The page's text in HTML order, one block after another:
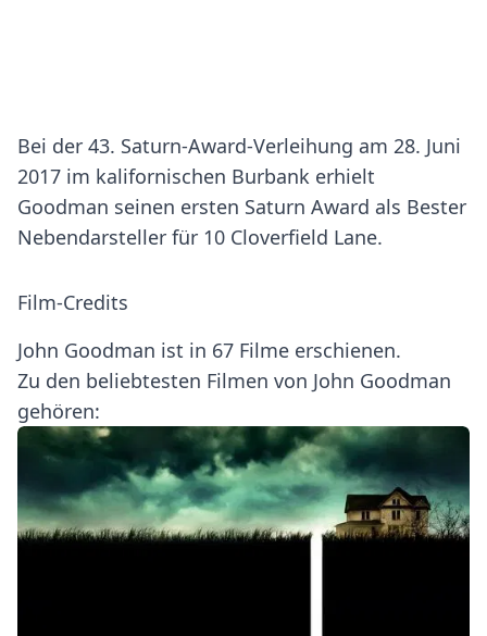
Bei der 43. Saturn-Award-Verleihung am 28. Juni
2017 im kalifornischen Burbank erhielt
Goodman seinen ersten Saturn Award als Bester
Nebendarsteller für 10 Cloverfield Lane.
Film-Credits
John Goodman ist in 67 Filme erschienen.
Zu den beliebtesten Filmen von John Goodman
gehören: